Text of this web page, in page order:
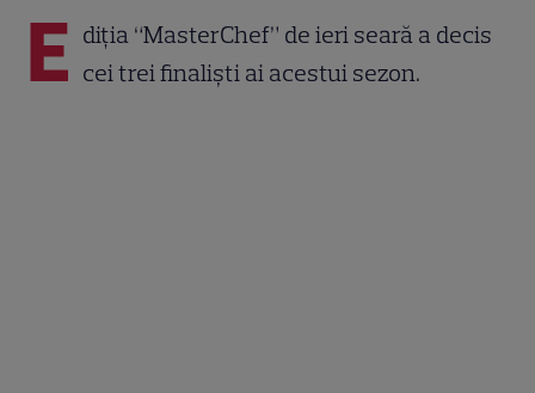
E diția “MasterChef” de ieri seară a decis
cei trei finaliști ai acestui sezon.